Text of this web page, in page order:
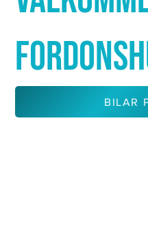
BILAR